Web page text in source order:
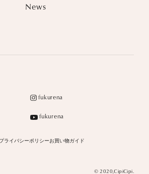
News
fukurena
fukurena
プライバシーポリシーお買い物ガイド
© 2020,CipiCipi.